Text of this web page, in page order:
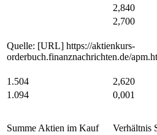
2,840
2,700
Quelle: [URL] https://aktienkurs-
orderbuch.finanznachrichten.de/
1.504
2,620
1.094
0,001
Summe Aktien im Kauf Verhältnis